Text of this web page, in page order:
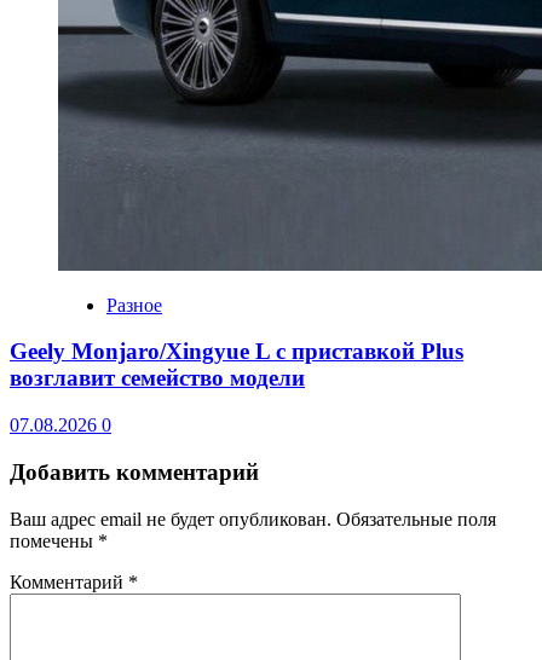
Разное
Geely Monjaro/Xingyue L с приставкой Plus
возглавит семейство модели
07.08.2026 0
Добавить комментарий
Ваш адрес email не будет опубликован. Обязательные поля
помечены *
Комментарий *